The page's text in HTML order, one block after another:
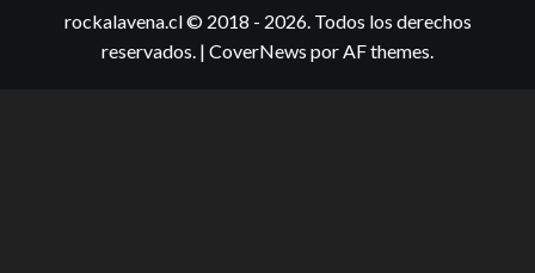
rockalavena.cl © 2018 - 2026. Todos los derechos
reservados. | CoverNews por AF themes.